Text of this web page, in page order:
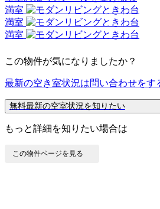
満室
満室
満室
この物件が気になりましたか？
最新の空き室状況は問い合わせをす
無料最新の空室状況を知りたい
もっと詳細を知りたい場合は
この物件ページを見る